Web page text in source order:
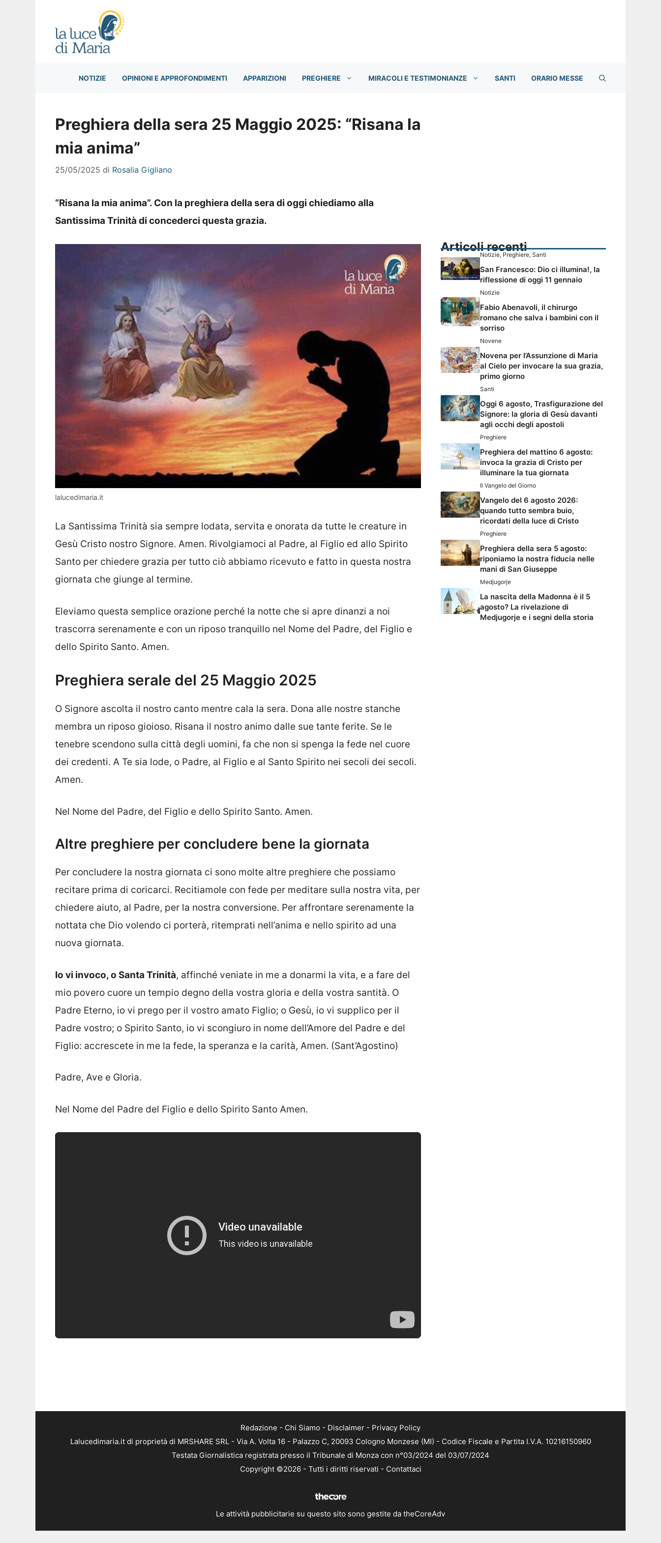
NOTIZIE OPINIONI E APPROFONDIMENTI APPARIZIONI PREGHIERE MIRACOLI E TESTIMONIANZE SANTI ORARIO MESSE
Preghiera della sera 25 Maggio 2025: “Risana la
mia anima”
25/05/2025 di Rosalia Gigliano
“Risana la mia anima”. Con la preghiera della sera di oggi chiediamo alla
Santissima Trinità di concederci questa grazia.
lalucedimaria.it
La Santissima Trinità sia sempre lodata, servita e onorata da tutte le creature in
Gesù Cristo nostro Signore. Amen. Rivolgiamoci al Padre, al Figlio ed allo Spirito
Santo per chiedere grazia per tutto ciò abbiamo ricevuto e fatto in questa nostra
giornata che giunge al termine.
Eleviamo questa semplice orazione perché la notte che si apre dinanzi a noi
trascorra serenamente e con un riposo tranquillo nel Nome del Padre, del Figlio e
dello Spirito Santo. Amen.
Preghiera serale del 25 Maggio 2025
O Signore ascolta il nostro canto mentre cala la sera. Dona alle nostre stanche
membra un riposo gioioso. Risana il nostro animo dalle sue tante ferite. Se le
tenebre scendono sulla città degli uomini, fa che non si spenga la fede nel cuore
dei credenti. A Te sia lode, o Padre, al Figlio e al Santo Spirito nei secoli dei secoli.
Amen.
Nel Nome del Padre, del Figlio e dello Spirito Santo. Amen.
Altre preghiere per concludere bene la giornata
Per concludere la nostra giornata ci sono molte altre preghiere che possiamo
recitare prima di coricarci. Recitiamole con fede per meditare sulla nostra vita, per
chiedere aiuto, al Padre, per la nostra conversione. Per affrontare serenamente la
nottata che Dio volendo ci porterà, ritemprati nell’anima e nello spirito ad una
nuova giornata.
Io vi invoco, o Santa Trinità, affinché veniate in me a donarmi la vita, e a fare del
mio povero cuore un tempio degno della vostra gloria e della vostra santità. O
Padre Eterno, io vi prego per il vostro amato Figlio; o Gesù, io vi supplico per il
Padre vostro; o Spirito Santo, io vi scongiuro in nome dell’Amore del Padre e del
Figlio: accrescete in me la fede, la speranza e la carità, Amen. (Sant’Agostino)
Padre, Ave e Gloria.
Nel Nome del Padre del Figlio e dello Spirito Santo Amen.
Articoli recenti
Notizie, Preghiere, Santi
San Francesco: Dio ci illumina!, la
riflessione di oggi 11 gennaio
Notizie
Fabio Abenavoli, il chirurgo
romano che salva i bambini con il
sorriso
Novene
Novena per l’Assunzione di Maria
al Cielo per invocare la sua grazia,
primo giorno
Santi
Oggi 6 agosto, Trasfigurazione del
Signore: la gloria di Gesù davanti
agli occhi degli apostoli
Preghiere
Preghiera del mattino 6 agosto:
invoca la grazia di Cristo per
illuminare la tua giornata
Il Vangelo del Giorno
Vangelo del 6 agosto 2026:
quando tutto sembra buio,
ricordati della luce di Cristo
Preghiere
Preghiera della sera 5 agosto:
riponiamo la nostra fiducia nelle
mani di San Giuseppe
Medjugorje
La nascita della Madonna è il 5
agosto? La rivelazione di
Medjugorje e i segni della storia
Redazione - Chi Siamo - Disclaimer - Privacy Policy
Lalucedimaria.it di proprietà di MRSHARE SRL - Via A. Volta 16 - Palazzo C, 20093 Cologno Monzese (MI) - Codice Fiscale e Partita I.V.A. 10216150960
Testata Giornalistica registrata presso il Tribunale di Monza con n°03/2024 del 03/07/2024
Copyright ©2026 - Tutti i diritti riservati - Contattaci
Le attività pubblicitarie su questo sito sono gestite da theCoreAdv